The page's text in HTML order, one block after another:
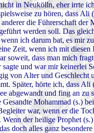
in Neukölln, eher irrte
zu hören, dass
die Führerschaft
werden soll. Das
ich darum bat, es mir
Zeit, wenn ich mit
soweit, dass man mich
und war mir keinerlei
von Alter und
Später, hörte ich, dass
abgewandt und fing an
Mohammad (s.)
war, wenn er die
der heilige Prophet
doch alles ganz